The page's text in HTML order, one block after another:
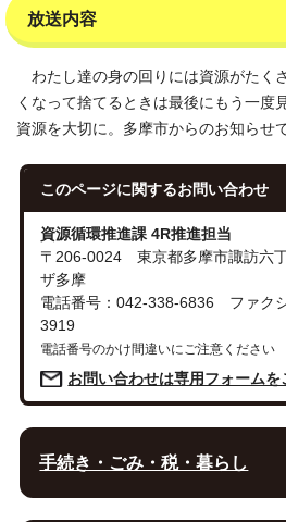
放送内容
わたし達の身の回りには資源がたく
くなって捨てるときは最後にもう一度
資源を大切に。多摩市からのお知らせ
このページに関するお問い合わせ
資源循環推進課 4R推進担当
〒206-0024 東京都多摩市諏訪六
ザ多摩
電話番号：042-338-6836 ファク
3919
電話番号のかけ間違いにご注意ください
お問い合わせは専用フォームを
手続き・ごみ・税・暮らし